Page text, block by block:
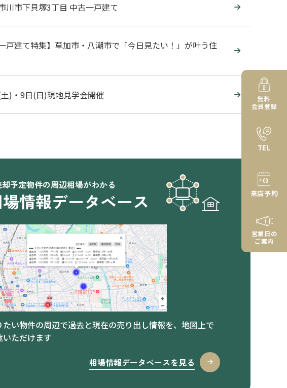
川市下貝塚3丁目 中古一戸建て
戸建て特集】草加市・八潮市で「今日見たい！」が叶う住
)・9日(日)現地見学会開催
予定物件の周辺相場がわかる
情報データベース
たい物件の周辺で過去と現在の売り出し情報を、地図上で
いただけます
相場情報データベースを見る
無料
会員登録
TEL
来店予約
営業日の
ご案内